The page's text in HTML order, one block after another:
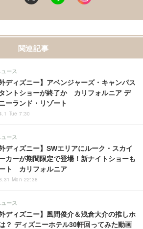
関連記事
外ディズニー】アベンジャーズ・キャンパス
ントショーが終了か カリフォルニア デ
ーランド・リゾート
ース
Tue 7:30
外ディズニー】SWエリアにルーク・スカイ
カーが期間限定で登場！新ナイトショーも
ト カリフォルニア
ース
Mon 22:38
外ディズニー】風間俊介＆浅倉大介の推しホ
？ ディズニーホテル30軒回ってみた動画
ース